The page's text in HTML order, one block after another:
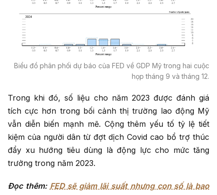
Biểu đồ phân phối dự báo của FED về GDP Mỹ trong hai cuộc
họp tháng 9 và tháng 12.
Trong khi đó, số liệu cho năm 2023 được đánh giá
tích cực hơn trong bối cảnh thị trường lao động Mỹ
vẫn diễn biến mạnh mẽ. Cộng thêm yếu tố tỷ lệ tiết
kiệm của người dân từ đợt dịch Covid cao bổ trợ thúc
đẩy xu hướng tiêu dùng là động lực cho mức tăng
trưởng trong năm 2023.
Đọc thêm: FED sẽ giảm lãi suất nhưng con số là bao